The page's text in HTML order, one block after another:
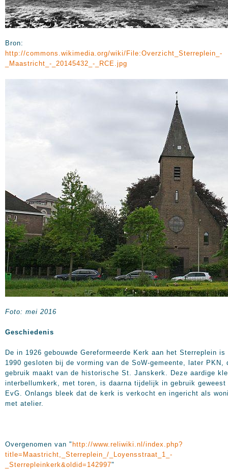
Bron:
http://commons.wikimedia.org/wiki/File:Overzicht_Sterreplein_-
_Maastricht_-_20145432_-_RCE.jpg
Foto: mei 2016
Geschiedenis
De in 1926 gebouwde Gereformeerde Kerk aan het Sterreplein is
1990 gesloten bij de vorming van de SoW-gemeente, later PKN,
gebruik maakt van de historische St. Janskerk. Deze aardige
interbellumkerk, met toren, is daarna tijdelijk in gebruik geweest
EvG. Onlangs bleek dat de kerk is verkocht en ingericht als
met atelier.
Overgenomen van " http://www.reliwiki.nl/index.php?
title=Maastricht,_Sterreplein_/_Loyensstraat_1_-
_Sterrepleinkerk&oldid=142997"